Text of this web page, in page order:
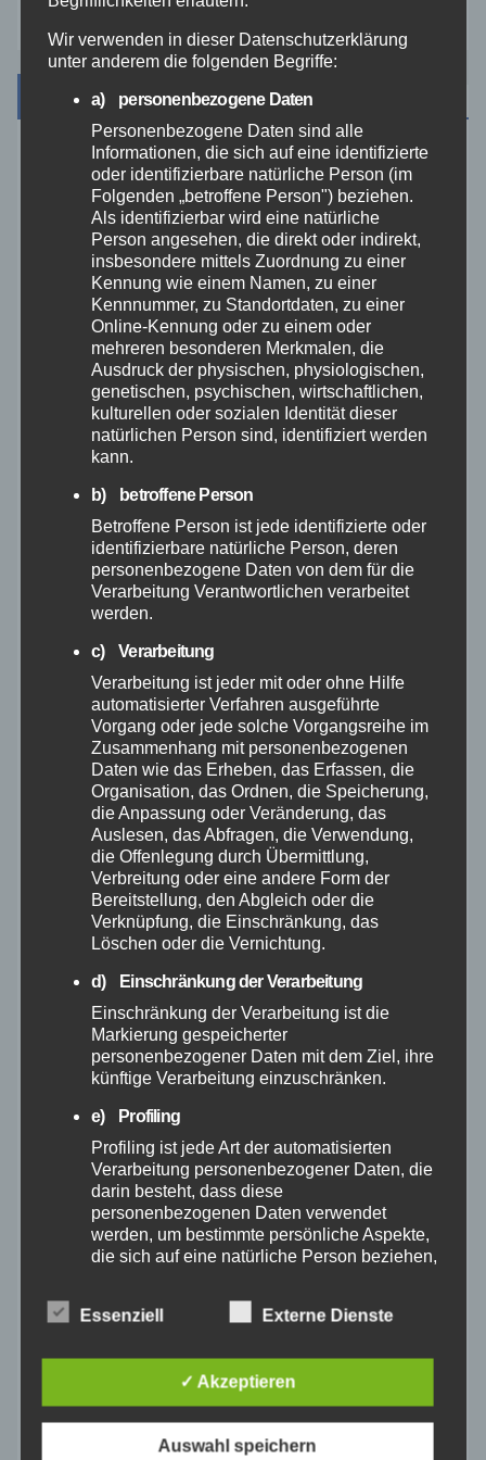
Archiv
August 2026
Juli 2026
Juni 2026
Mai 2026
April 2026
März 2026
Februar 2026
Januar 2026
Dezember 2025
November 2025
Oktober 2025
September 2025
August 2025
Juli 2025
Mai 2025
April 2025
März 2025
Februar 2025
Januar 2025
Dezember 2024
Wir verwenden in dieser Datenschutzerklärung
unter anderem die folgenden Begriffe:
a) personenbezogene Daten
Personenbezogene Daten sind alle
Informationen, die sich auf eine identifizierte
oder identifizierbare natürliche Person (im
Folgenden „betroffene Person") beziehen.
Als identifizierbar wird eine natürliche
Person angesehen, die direkt oder indirekt,
insbesondere mittels Zuordnung zu einer
Kennung wie einem Namen, zu einer
Kennnummer, zu Standortdaten, zu einer
Online-Kennung oder zu einem oder
mehreren besonderen Merkmalen, die
Ausdruck der physischen, physiologischen,
genetischen, psychischen, wirtschaftlichen,
kulturellen oder sozialen Identität dieser
natürlichen Person sind, identifiziert werden
kann.
b) betroffene Person
Betroffene Person ist jede identifizierte oder
identifizierbare natürliche Person, deren
personenbezogene Daten von dem für die
Verarbeitung Verantwortlichen verarbeitet
werden.
c) Verarbeitung
Verarbeitung ist jeder mit oder ohne Hilfe
automatisierter Verfahren ausgeführte
Vorgang oder jede solche Vorgangsreihe im
Zusammenhang mit personenbezogenen
Daten wie das Erheben, das Erfassen, die
Organisation, das Ordnen, die Speicherung,
die Anpassung oder Veränderung, das
Auslesen, das Abfragen, die Verwendung,
die Offenlegung durch Übermittlung,
Verbreitung oder eine andere Form der
Bereitstellung, den Abgleich oder die
Verknüpfung, die Einschränkung, das
Löschen oder die Vernichtung.
d) Einschränkung der Verarbeitung
Einschränkung der Verarbeitung ist die
Markierung gespeicherter
personenbezogener Daten mit dem Ziel, ihre
künftige Verarbeitung einzuschränken.
e) Profiling
Profiling ist jede Art der automatisierten
Verarbeitung personenbezogener Daten, die
darin besteht, dass diese
personenbezogenen Daten verwendet
werden, um bestimmte persönliche Aspekte,
die sich auf eine natürliche Person beziehen,
bezüglich Arbeitsleistung, wirtschaftlicher
Lage, Gesundheit, persönlicher Vorlieben,
Aufenthaltsort oder Ortswechsel dieser
natürlichen Person zu analysieren oder
vorherzusagen.
f) Pseudonymisierung
Essenziell Externe Dienste
✓ Akzeptieren
Auswahl speichern